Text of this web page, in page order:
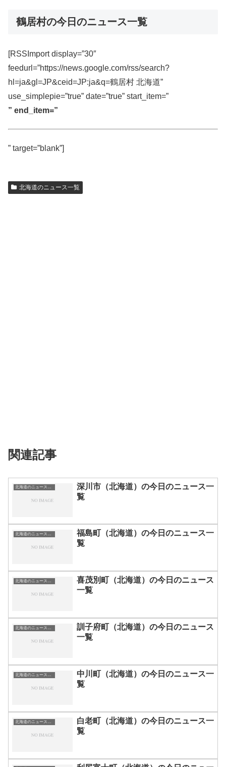
鶴居村の今日のニュース一覧
[RSSImport display=”30″
feedurl=”https://news.google.com/rss/search?
hl=ja&gl=JP&ceid=JP:ja&q=鶴居村 北海道”
use_simplepie=”true” date=”true” start_item=”
” end_item=”
” target=”blank”]
北海道のニュース一覧
関連記事
北海道のニュース一覧
深川市（北海道）の今日のニュース一
覧
北海道のニュース一覧
福島町（北海道）の今日のニュース一
覧
北海道のニュース一覧
喜茂別町（北海道）の今日のニュース
一覧
北海道のニュース一覧
訓子府町（北海道）の今日のニュース
一覧
北海道のニュース一覧
中川町（北海道）の今日のニュース一
覧
北海道のニュース一覧
白老町（北海道）の今日のニュース一
覧